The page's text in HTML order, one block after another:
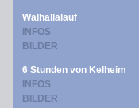
Walhallalauf
INFOS
BILDER
6 Stunden von Kelheim
INFOS
BILDER